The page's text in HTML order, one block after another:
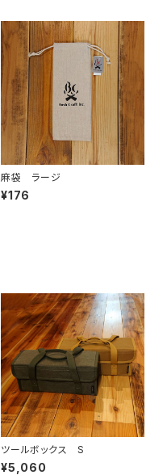
麻袋 ラージ
¥176
ツールボックス S
¥5,060